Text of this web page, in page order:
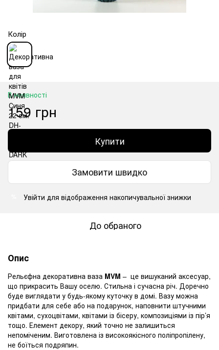
Колір
В наявності
159 грн
Купити
Замовити швидко
Увійти для відображення накопичувальної знижки
До обраного
Опис
Рельєфна декоративна ваза MVM – це вишуканий аксесуар,
що прикрасить Вашу оселю. Стильна і сучасна річ. Доречно
буде виглядати у будь-якому куточку в домі. Вазу можна
придбати для себе або на подарунок, наповнити штучними
квітами, сухоцвітами, квітами із бісеру, композиціями із пір’я
тощо. Елемент декору, який точно не залишиться
непоміченим. Виготовлена із високоякісного поліпропілену,
не боїться подряпин.